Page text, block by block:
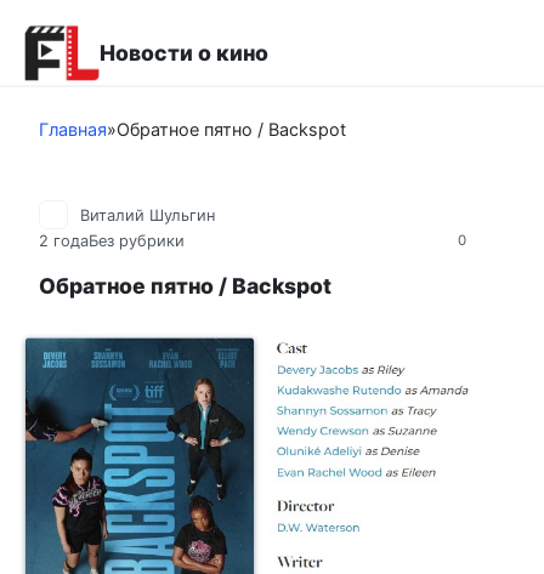
контенту
Новости о кино
Главная»Обратное пятно / Backspot
0
Виталий Шульгин
2 годаБез рубрики
Обратное пятно / Backspot